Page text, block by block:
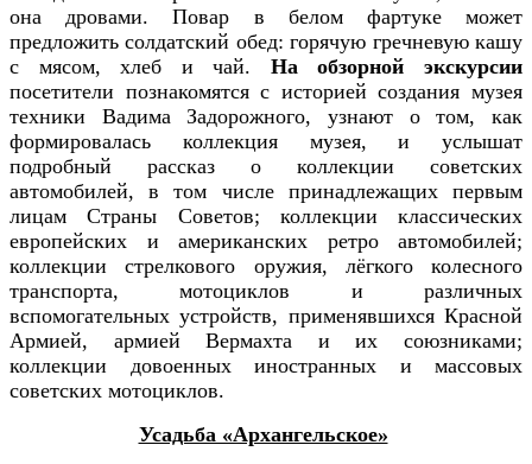
она дровами. Повар в белом фартуке может
предложить солдатский обед: горячую гречневую кашу
с мясом, хлеб и чай. На обзорной экскурсии
посетители познакомятся с историей создания музея
техники Вадима Задорожного, узнают о том, как
формировалась коллекция музея, и услышат
подробный рассказ о коллекции советских
автомобилей, в том числе принадлежащих первым
лицам Страны Советов; коллекции классических
европейских и американских ретро автомобилей;
коллекции стрелкового оружия, лёгкого колесного
транспорта, мотоциклов и различных
вспомогательных устройств, применявшихся Красной
Армией, армией Вермахта и их союзниками;
коллекции довоенных иностранных и массовых
советских мотоциклов.
Усадьба «Архангельское»